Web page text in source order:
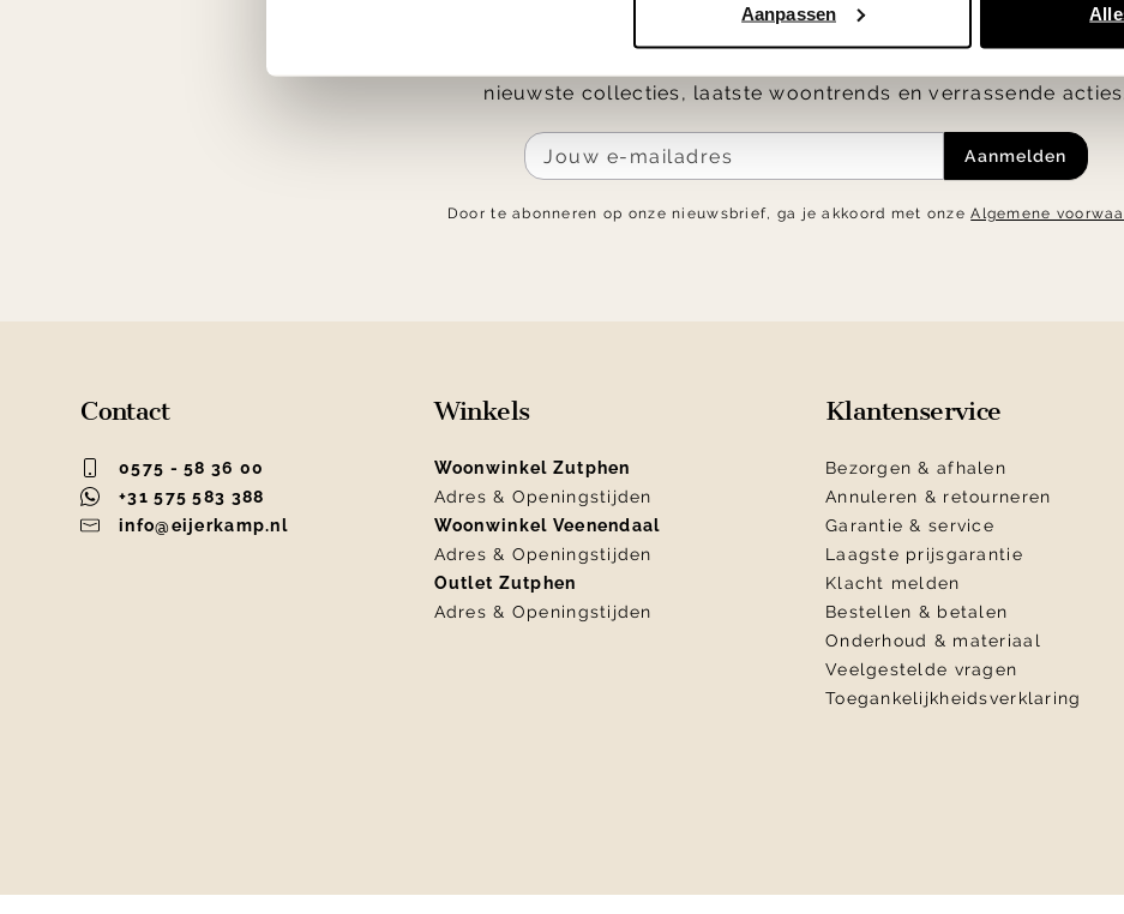
Aanpassen
Ontvang € 25.- korting op je eerste bestelling en blijf op de hoogte
nieuwste collecties, laatste woontrends en verrassende acties.
Aanmelden
Door te abonneren op onze nieuwsbrief, ga je akkoord met onzeAlgemene
Contact
0575 - 58 36 00
+31 575 583 388
info@eijerkamp.nl
Winkels
Woonwinkel Zutphen
Adres & Openingstijden
Woonwinkel Veenendaal
Adres & Openingstijden
Outlet Zutphen
Adres & Openingstijden
Klantenservice
Bezorgen & afhalen
Annuleren & retourneren
Garantie & service
Laagste prijsgarantie
Klacht melden
Bestellen & betalen
Onderhoud & materiaal
Veelgestelde vragen
Toegankelijkheidsverklaring